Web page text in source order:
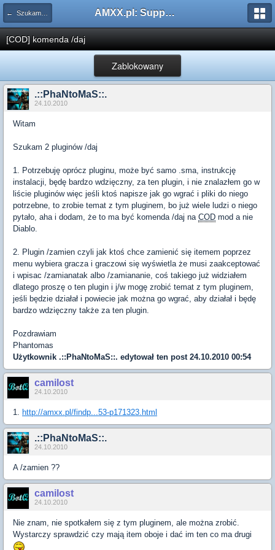
← Szukam pluginu AMXX.pl: Support AMX Mod X i SourceMod
[COD] komenda /daj
Zablokowany
.::PhaNtoMaS::.
24.10.2010
Witam
Szukam 2 pluginów /daj
1. Potrzebuję oprócz pluginu, może być samo .sma, instrukcję
instalacji, będę bardzo wdzięczny, za ten plugin, i nie znalazłem go w
liście pluginów więc jeśli ktoś napisze jak go wgrać i pliki do niego
potrzebne, to zrobie temat z tym pluginem, bo już wiele ludzi o niego
pytało, aha i dodam, że to ma być komenda /daj na COD mod a nie
Diablo.
2. Plugin /zamien czyli jak ktoś chce zamienić się itemem poprzez
menu wybiera gracza i graczowi się wyświetla że musi zaakceptować
i wpisac /zamianatak albo /zamiananie, coś takiego już widziałem
dlatego proszę o ten plugin i j/w mogę zrobić temat z tym pluginem,
jeśli będzie działał i powiecie jak można go wgrać, aby działał i będę
bardzo wdzięczny także za ten plugin.
Pozdrawiam
Phantomas
Użytkownik .::PhaNtoMaS::. edytował ten post 24.10.2010 00:54
camilost
24.10.2010
1. http://amxx.pl/findp...53-p171323.html
.::PhaNtoMaS::.
24.10.2010
A /zamien ??
camilost
24.10.2010
Nie znam, nie spotkałem się z tym pluginem, ale można zrobić.
Wystarczy sprawdzić czy mają item oboje i dać im ten co ma drugi